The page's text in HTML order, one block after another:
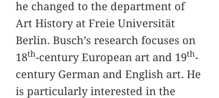
he changed to the department of
Art History at Freie Universität
Berlin. Busch’s research focuses on
18th-century European art and 19th-
century German and English art. He
is particularly interested in the